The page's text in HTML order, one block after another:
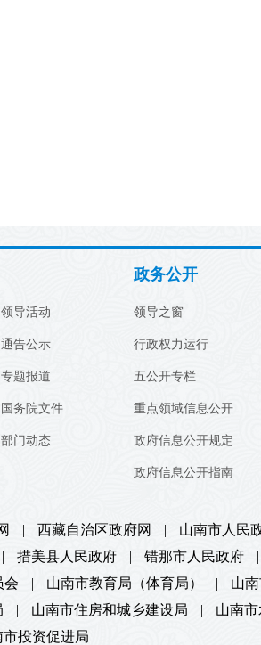
领导活动
通告公示
专题报道
国务院文件
部门动态
政务公开
领导之窗
行政权力运行
五公开专栏
重点领域信息公开
政府信息公开规定
政府信息公开指南
| 西藏自治区政府网 |
山南市人民
| 措美县人民政府 | 错那市人民政府
|
会
| 山南市教育局（体育局） |
山
| 山南市住房和城乡建设局 |
山南
市投资促进局